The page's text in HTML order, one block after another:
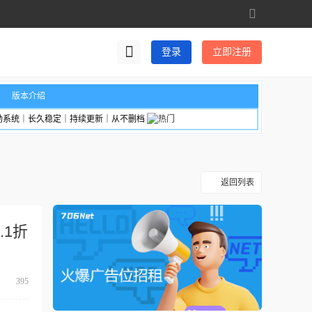
切
换
到
宽
登录 立即注册
版本介绍
统｜长久稳定｜持续更新｜从不删档
返回列表
折
395